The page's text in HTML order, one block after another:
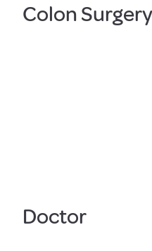
Colon Surgery
Doctor